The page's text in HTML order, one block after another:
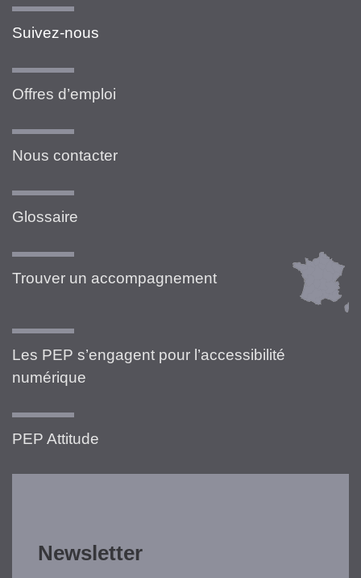
Suivez-nous
Offres d’emploi
Nous contacter
Glossaire
Trouver un accompagnement
Les PEP s’engagent pour l’accessibilité
numérique
PEP Attitude
Newsletter